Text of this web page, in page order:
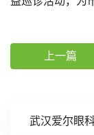
武汉爱尔眼
上一篇